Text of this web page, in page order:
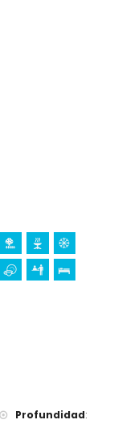
Profundidad: